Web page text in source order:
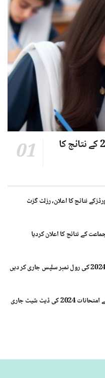
پنجاب، تعلیمی بورڈزمیٹرک 2024 کے نتائج کا
فیڈرل بورڈ نے 11 ویں ، 12 ویں کے امتحانات 2024 کی ڈیٹ شیٹ جاری